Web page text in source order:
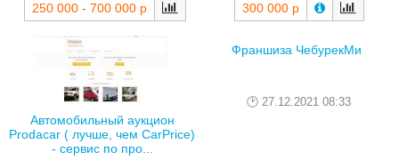
250 000 - 700 000 р 300 000 р
Автомобильный аукцион
Prodacar ( лучше, чем СarPrice)
- cервис по про...
Франшиза ЧебурекМи
27.12.2021 08:33